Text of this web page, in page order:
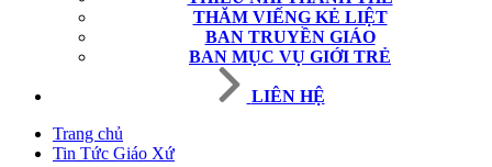
THĂM VIẾNG KẺ LIỆT
BAN TRUYỀN GIÁO
BAN MỤC VỤ GIỚI TRẺ
LIÊN HỆ
Trang chủ
Tin Tức Giáo Xứ